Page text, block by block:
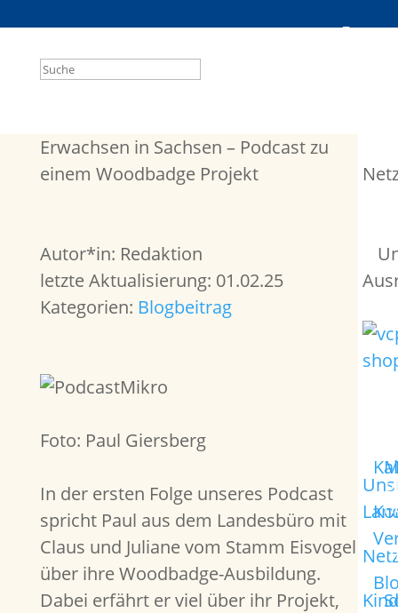
Suchen
Erwachsen in Sachsen – Podcast zu
einem Woodbadge Projekt
Autor*in: Redaktion
letzte Aktualisierung: 01.02.25
Kategorien: Blogbeitrag
Foto: Paul Giersberg
In der ersten Folge unseres Podcast
spricht Paul aus dem Landesbüro mit
Claus und Juliane vom Stamm Eisvogel
über ihre Woodbadge-Ausbildung.
Dabei erfährt er viel über ihr Projekt,